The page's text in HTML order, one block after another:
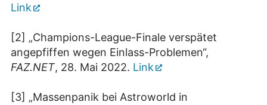
Link
[2] „Champions-League-Finale verspätet
angepfiffen wegen Einlass-Problemen“,
FAZ.NET, 28. Mai 2022. Link
[3] „Massenpanik bei Astroworld in